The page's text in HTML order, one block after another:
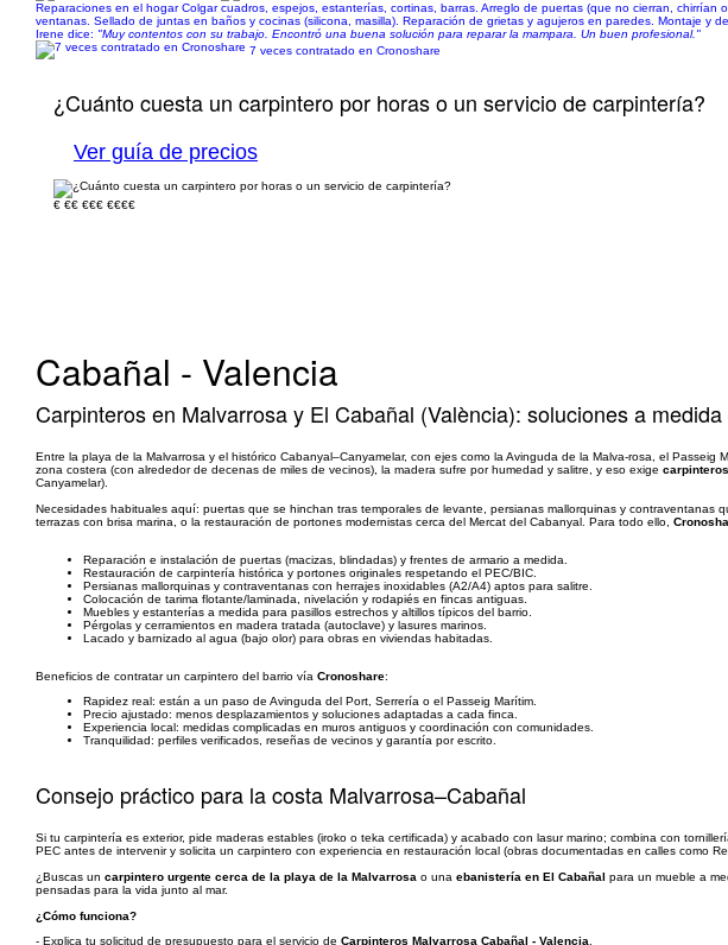
Reparaciones en el hogar Colgar cuadros, espejos, estanterías, cortinas, barras. Arreglo de puertas (que no cierran,
ventanas. Sellado de juntas en baños y cocinas (silicona, masilla). Reparación de grietas y agujeros en paredes. Montaje y
Irene dice: "Muy contentos con su trabajo. Encontró una buena solución para reparar la mampara. Un buen profesional."
7 veces contratado en Cronoshare
¿Cuánto cuesta un carpintero por horas o un servicio de carpintería?
Ver guía de precios
€ €€ €€€ €€€€
Cabañal - Valencia
Carpinteros en Malvarrosa y El Cabañal (València): soluciones a
Entre la playa de la Malvarrosa y el histórico Cabanyal–Canyamelar, con ejes como la Avinguda de la Malva-rosa, el
zona costera (con alrededor de decenas de miles de vecinos), la madera sufre por humedad y salitre, y eso exige
Canyamelar).
Necesidades habituales aquí: puertas que se hinchan tras temporales de levante, persianas mallorquinas y
terrazas con brisa marina, o la restauración de portones modernistas cerca del Mercat del Cabanyal. Para todo ello,
Reparación e instalación de puertas (macizas, blindadas) y frentes de armario a medida.
Restauración de carpintería histórica y portones originales respetando el PEC/BIC.
Persianas mallorquinas y contraventanas con herrajes inoxidables (A2/A4) aptos para salitre.
Colocación de tarima flotante/laminada, nivelación y rodapiés en fincas antiguas.
Muebles y estanterías a medida para pasillos estrechos y altillos típicos del barrio.
Pérgolas y cerramientos en madera tratada (autoclave) y lasures marinos.
Lacado y barnizado al agua (bajo olor) para obras en viviendas habitadas.
Beneficios de contratar un carpintero del barrio vía Cronoshare:
Rapidez real: están a un paso de Avinguda del Port, Serrería o el Passeig Marítim.
Precio ajustado: menos desplazamientos y soluciones adaptadas a cada finca.
Experiencia local: medidas complicadas en muros antiguos y coordinación con comunidades.
Tranquilidad: perfiles verificados, reseñas de vecinos y garantía por escrito.
Consejo práctico para la costa Malvarrosa–Cabañal
Si tu carpintería es exterior, pide maderas estables (iroko o teka certificada) y acabado con lasur marino; combina con
PEC antes de intervenir y solicita un carpintero con experiencia en restauración local (obras documentadas en calles como
¿Buscas un carpintero urgente cerca de la playa de la Malvarrosa o una ebanistería en El Cabañal para un mueble a
pensadas para la vida junto al mar.
¿Cómo funciona?
- Explica tu solicitud de presupuesto para el servicio de Carpinteros Malvarrosa Cabañal - Valencia